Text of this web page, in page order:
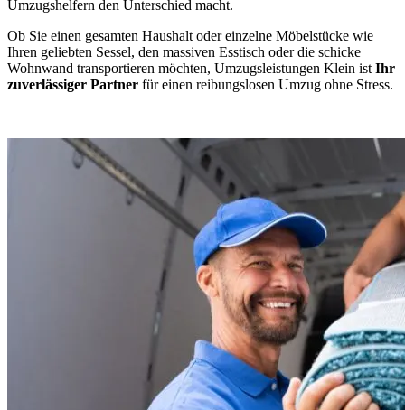
Umzugshelfern den Unterschied macht.
Ob Sie einen gesamten Haushalt oder einzelne Möbelstücke wie
Ihren geliebten Sessel, den massiven Esstisch oder die schicke
Wohnwand transportieren möchten, Umzugsleistungen Klein ist Ihr
zuverlässiger Partner für einen reibungslosen Umzug ohne Stress.